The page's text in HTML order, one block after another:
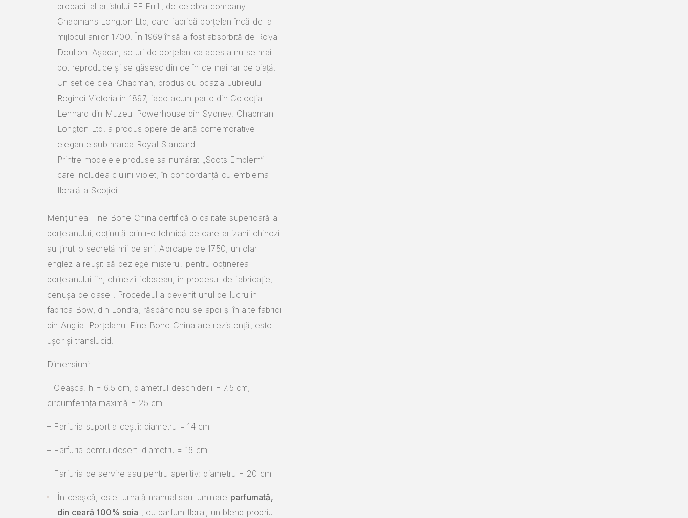
probabil al artistului FF Errill, de celebra company
Chapmans Longton Ltd, care fabrică porțelan încă de la
mijlocul anilor 1700. În 1969 însă a fost absorbită de Royal
Doulton. Așadar, seturi de porțelan ca acesta nu se mai
pot reproduce și se găsesc din ce în ce mai rar pe piață.
Un set de ceai Chapman, produs cu ocazia Jubileului
Reginei Victoria în 1897, face acum parte din Colecția
Lennard din Muzeul Powerhouse din Sydney. Chapman
Longton Ltd. a produs opere de artă comemorative
elegante sub marca Royal Standard.
Printre modelele produse sa numărat „Scots Emblem”
care includea ciulini violet, în concordanță cu emblema
florală a Scoției.
Mențiunea Fine Bone China certifică o calitate superioară a
porțelanului, obținută printr-o tehnică pe care artizanii chinezi
au ținut-o secretă mii de ani. Aproape de 1750, un olar
englez a reușit să dezlege misterul: pentru obținerea
porțelanului fin, chinezii foloseau, în procesul de fabricație,
cenușa de oase . Procedeul a devenit unul de lucru în
fabrica Bow, din Londra, răspândindu-se apoi și în alte fabrici
din Anglia.
Porțelanul Fine Bone China are rezistență, este
ușor și translucid.
Dimensiuni:
– Ceașca: h = 6.5 cm, diametrul deschiderii = 7.5 cm,
circumferința maximă = 25 cm
– Farfuria suport a ceștii: diametru = 14 cm
– Farfuria pentru desert: diametru = 16 cm
– Farfuria de servire sau pentru aperitiv: diametru = 20 cm
În ceașcă, este turnată manual sau luminare parfumată,
din ceară 100% soia , cu parfum floral, un blend propriu